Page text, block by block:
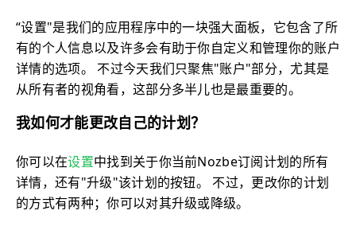
“设置"是我们的应用程序中的一块强大面板，它包含了所
有的个人信息以及许多会有助于你自定义和管理你的账户
详情的选项。 不过今天我们只聚焦"账户"部分，尤其是
从所有者的视角看，这部分多半儿也是最重要的。
我如何才能更改自己的计划？
你可以在设置中找到关于你当前Nozbe订阅计划的所有
详情，还有"升级"该计划的按钮。 不过，更改你的计划
的方式有两种；你可以对其升级或降级。